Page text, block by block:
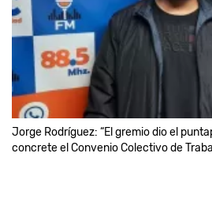
Jorge Rodríguez: “El gremio dio el
concrete el Convenio Colectivo de